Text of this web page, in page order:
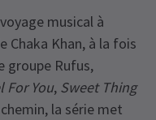
musical à
Chaka Khan, à la fois
groupe Rufus,
For You, Sweet Thing
la série met